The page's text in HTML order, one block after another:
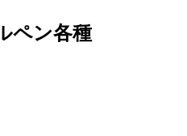
ペン各種